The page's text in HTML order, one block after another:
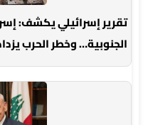
تقرير إسرائيلي يكشف:
الجنوبية… وخطر الحرب